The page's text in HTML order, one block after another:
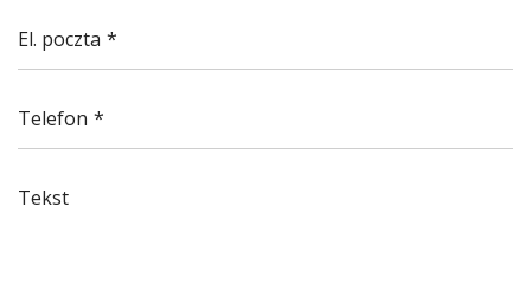
El. poczta
Telefon
Tekst